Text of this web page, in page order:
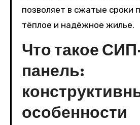
позволяет в сжатые сроки
тёплое и надёжное жилье.
Что такое
панель:
особенности